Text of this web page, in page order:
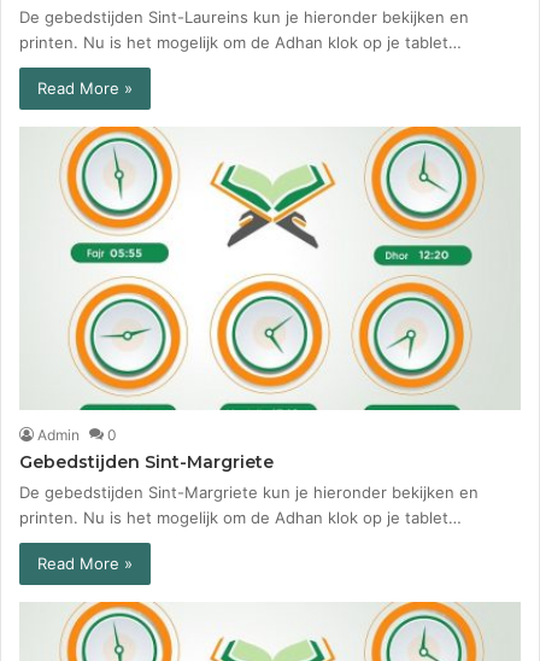
De gebedstijden Sint-Laureins kun je hieronder bekijken en
printen. Nu is het mogelijk om de Adhan klok op je tablet…
Read More »
Admin 0
Gebedstijden Sint-Margriete
De gebedstijden Sint-Margriete kun je hieronder bekijken en
printen. Nu is het mogelijk om de Adhan klok op je tablet…
Read More »